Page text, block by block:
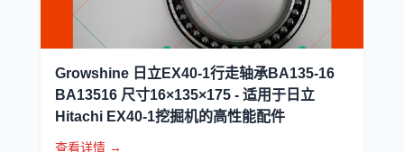
Growshine 日立EX40-1行走轴承BA135-16
BA13516 尺寸16×135×175 - 适用于日立
Hitachi EX40-1挖掘机的高性能配件
查看详情 →